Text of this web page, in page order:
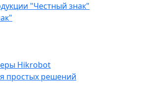
"Честный знак"
Hikrobot
простых решений